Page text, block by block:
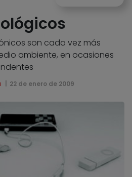
son cada vez más
ambiente, en ocasiones
22 de enero de 2009